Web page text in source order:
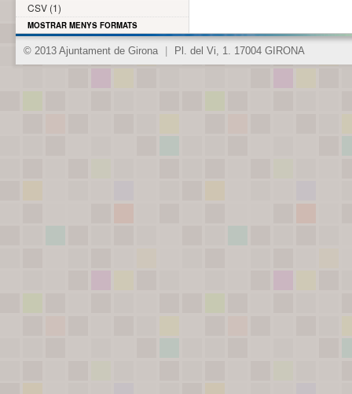
CSV (1)
MOSTRAR MENYS FORMATS
© 2013 Ajuntament de Girona Pl. del Vi, 1. 17004 GIRONA